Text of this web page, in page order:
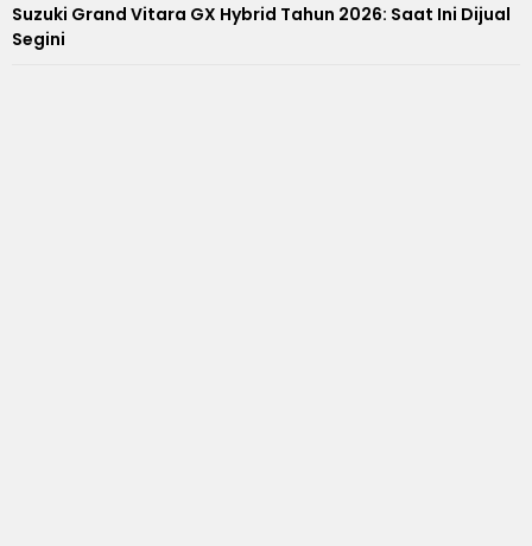
Suzuki Grand Vitara GX Hybrid Tahun 2026: Saat Ini Dijual
Segini